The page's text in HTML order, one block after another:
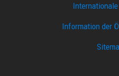
Information der